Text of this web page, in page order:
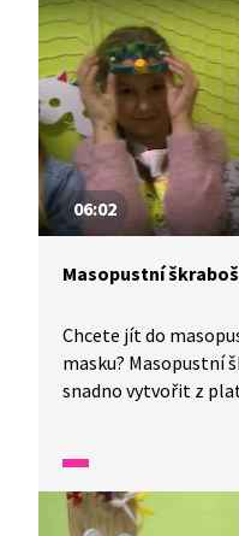
a zalamovací kleště.
06:02
Masopustní
Chcete jít do
masku? Masopustní
snadno vytvořit z
klobouková guma,
barvy a korálky.